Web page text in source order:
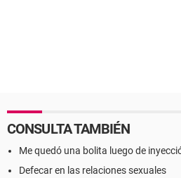
CONSULTA TAMBIÉN
Me quedó una bolita luego de
Defecar en las relaciones sexuales